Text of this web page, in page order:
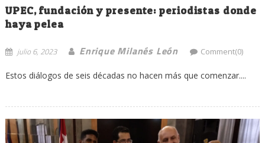
UPEC, fundación y presente: periodistas donde
haya pelea
julio 6, 2023 Enrique Milanés León Comment(0)
Estos diálogos de seis décadas no hacen más que comenzar....